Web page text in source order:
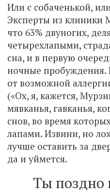
Или с собаченькой,
Эксперты из
что 63% двуногих,
четырехлапыми,
сна, и в первую
ночные пробуждения.
от возможной
(«Ох, я, кажется,
мявканья, гавканья,
снов, во время
лапами. Извини, но
лучше оставить за
да и уймется.
Ты поздно